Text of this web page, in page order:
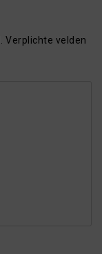
Verplichte velden